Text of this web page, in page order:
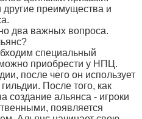
преимущества и
два важных вопроса.
специальный
приобрести у НПЦ.
после чего он использует
После того, как
создание альянса - игроки
появляется